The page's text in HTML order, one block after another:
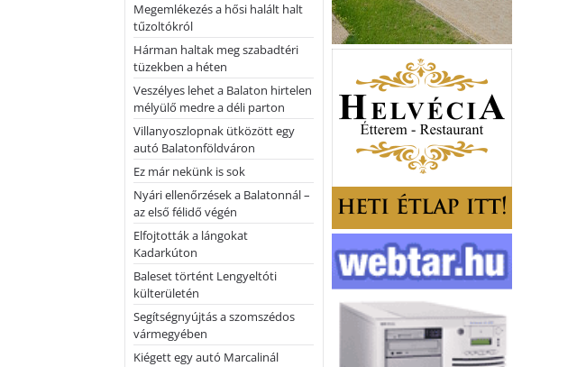
Megemlékezés a hősi halált halt
tűzoltókról
Hárman haltak meg szabadtéri
tüzekben a héten
Veszélyes lehet a Balaton hirtelen
mélyülő medre a déli parton
Villanyoszlopnak ütközött egy
autó Balatonföldváron
Ez már nekünk is sok
Nyári ellenőrzések a Balatonnál –
az első félidő végén
Elfojtották a lángokat
Kadarkúton
Baleset történt Lengyeltóti
külterületén
Segítségnyújtás a szomszédos
vármegyében
Kiégett egy autó Marcalinál